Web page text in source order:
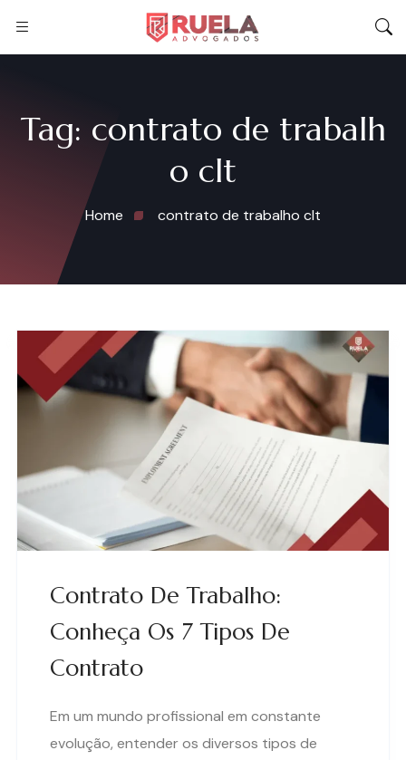
Tag: contrato de trabalh
o clt
Home contrato de trabalho clt
Contrato De Trabalho:
Conheça Os 7 Tipos De
Contrato
Em um mundo profissional em constante
evolução, entender os diversos tipos de